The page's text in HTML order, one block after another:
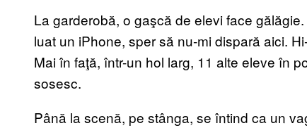
La garderobă, o gaşcă de elevi face
luat un iPhone, sper să nu-mi dispară aici.
Mai în faţă, într-un hol larg, 11 alte eleve în
sosesc.
Până la scenă, pe stânga, se întind ca un